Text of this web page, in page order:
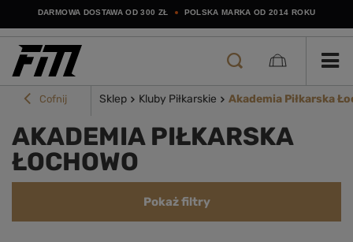
DARMOWA DOSTAWA OD 300 ZŁ POLSKA MARKA OD 2014 ROKU
Cofnij Sklep Kluby Piłkarskie Akademia Piłkarska
AKADEMIA PIŁKARSKA
ŁOCHOWO
Pokaż filtry